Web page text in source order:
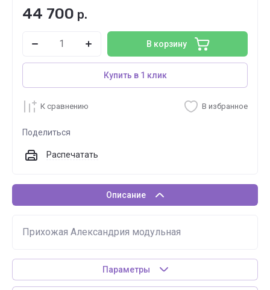
44 700 р.
В корзину
Купить в 1 клик
К сравнению В избранное
Поделиться
Распечатать
Описание
Прихожая Александрия модульная
Параметры